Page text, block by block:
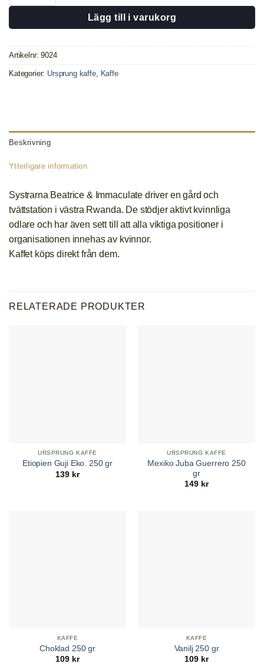
Lägg till i varukorg
Artikelnr:9024
Kategorier: Ursprung kaffe, Kaffe
Beskrivning
Ytterligare information
Systrarna Beatrice & Immaculate driver en gård och
tvättstation i västra Rwanda. De stödjer aktivt kvinnliga
odlare och har även sett till att alla viktiga positioner i
organisationen innehas av kvinnor.
Kaffet köps direkt från dem.
RELATERADE PRODUKTER
URSPRUNG KAFFE
Etiopien Guji Eko. 250 gr
139 kr
URSPRUNG KAFFE
Mexiko Juba Guerrero 250
gr
149 kr
KAFFE
Choklad 250 gr
109 kr
KAFFE
Vanilj 250 gr
109 kr